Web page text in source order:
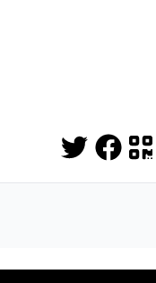
Twitter